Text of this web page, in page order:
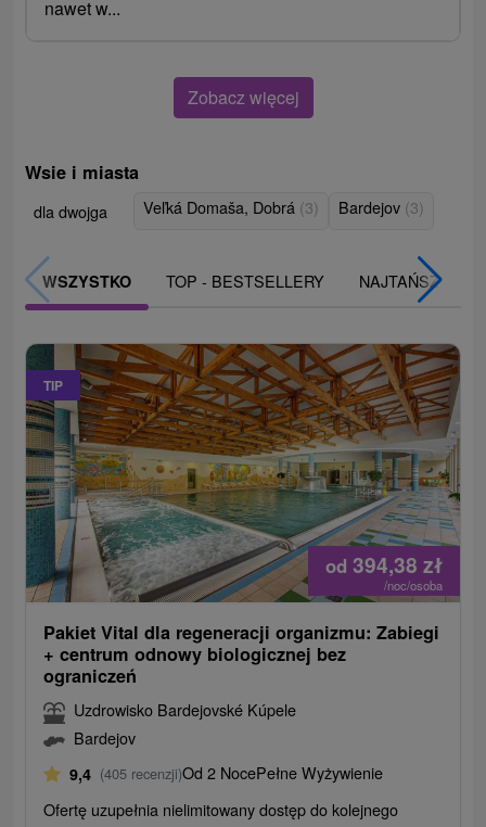
nawet w...
Zobacz więcej
Wsie i miasta
dla dwojga Veľká Domaša, Dobrá (3) Bardejov (3)
WSZYSTKO TOP - BESTSELLERY NAJTAŃSZE
TIP
od 394,38 zł
/noc/osoba
Pakiet Vital dla regeneracji organizmu: Zabiegi
+ centrum odnowy biologicznej bez
ograniczeń
Uzdrowisko Bardejovské Kúpele
Bardejov
9,4 (405 recenzji)Od 2 NocePełne Wyżywienie
Ofertę uzupełnia nielimitowany dostęp do kolejnego